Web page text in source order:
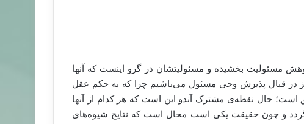
مسئولیت بخشیده و مسئولیتشان در گرو اینست که آنها
در قبال پذیرش وحی مسئول می‌باشیم چرا که به حکم عقل
حال نقطه‌ی مشترک آندو این است که هر کدام از آنها
و چون حقیقت یکی است محال است که نتایج شیوه‌های